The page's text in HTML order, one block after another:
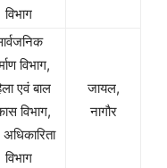
विभाग
विभाग,
एवं बाल
विभाग,
विभाग
जायल,
नागौर